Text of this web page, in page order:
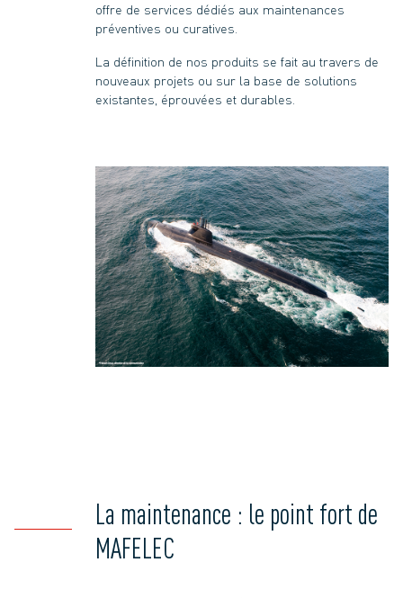
offre de services dédiés aux maintenances
préventives ou curatives.
La définition de nos produits se fait au travers de
nouveaux projets ou sur la base de solutions
existantes, éprouvées et durables.
La maintenance : le point fort de
MAFELEC